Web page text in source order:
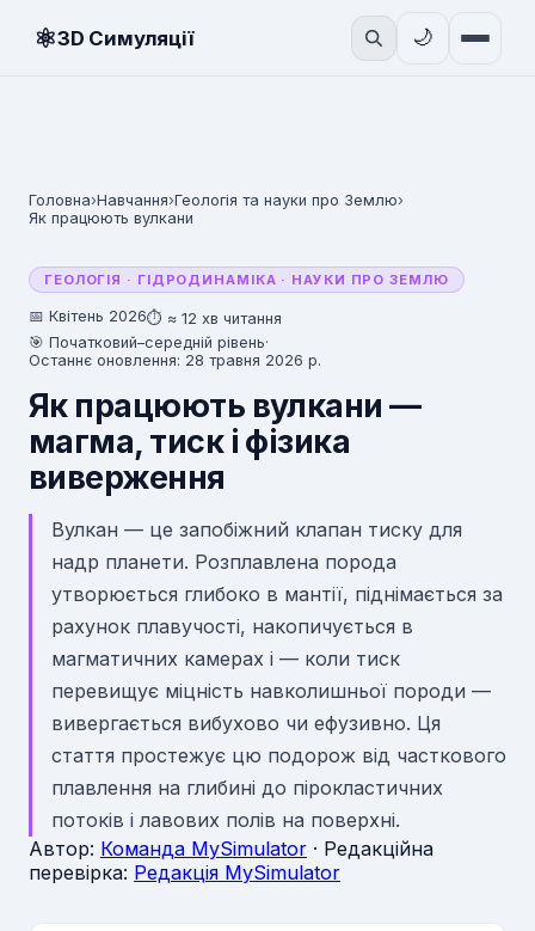
⚛3D Симуляції 🌙
Головна›Навчання›Геологія та науки про Землю›
Як працюють вулкани
ГЕОЛОГІЯ · ГІДРОДИНАМІКА · НАУКИ ПРО ЗЕМЛЮ
📅 Квітень 2026⏱ ≈ 12 хв читання
🎯 Початковий–середній рівень·
Останнє оновлення: 28 травня 2026 р.
Як працюють вулкани —
магма, тиск і фізика
виверження
Вулкан — це запобіжний клапан тиску для
надр планети. Розплавлена порода
утворюється глибоко в мантії, піднімається за
рахунок плавучості, накопичується в
магматичних камерах і — коли тиск
перевищує міцність навколишньої породи —
вивергається вибухово чи ефузивно. Ця
стаття простежує цю подорож від часткового
плавлення на глибині до пірокластичних
потоків і лавових полів на поверхні.
Автор: Команда MySimulator · Редакційна
перевірка: Редакція MySimulator